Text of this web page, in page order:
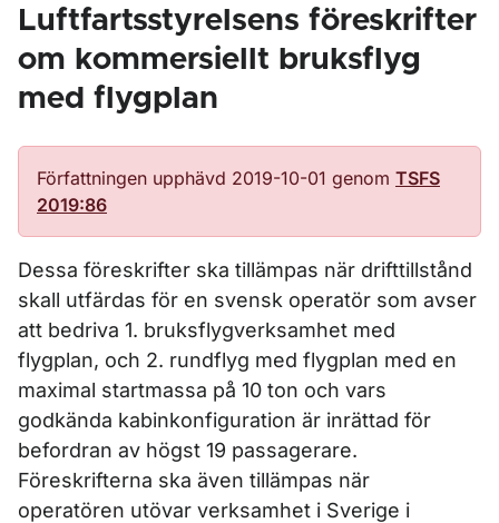
Luftfartsstyrelsens föreskrifter
om kommersiellt bruksflyg
med flygplan
Författningen upphävd 2019-10-01 genom TSFS
2019:86
Dessa föreskrifter ska tillämpas när drifttillstånd
skall utfärdas för en svensk operatör som avser
att bedriva 1. bruksflygverksamhet med
flygplan, och 2. rundflyg med flygplan med en
maximal startmassa på 10 ton och vars
godkända kabinkonfiguration är inrättad för
befordran av högst 19 passagerare.
Föreskrifterna ska även tillämpas när
operatören utövar verksamhet i Sverige i